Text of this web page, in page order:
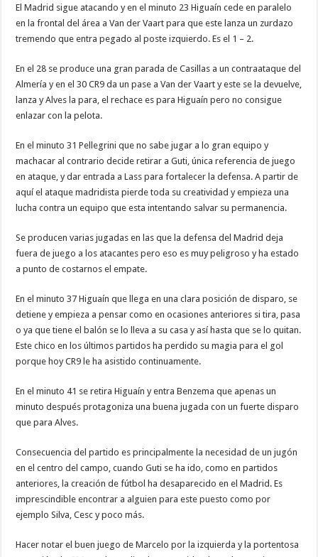
El Madrid sigue atacando y en el minuto 23 Higuaín cede en paralelo
en la frontal del área a Van der Vaart para que este lanza un zurdazo
tremendo que entra pegado al poste izquierdo. Es el 1 – 2.
En el 28 se produce una gran parada de Casillas a un contraataque del
Almería y en el 30 CR9 da un pase a Van der Vaart y este se la devuelve,
lanza y Alves la para, el rechace es para Higuaín pero no consigue
enlazar con la pelota.
En el minuto 31 Pellegrini que no sabe jugar a lo gran equipo y
machacar al contrario decide retirar a Guti, única referencia de juego
en ataque, y dar entrada a Lass para fortalecer la defensa. A partir de
aquí el ataque madridista pierde toda su creatividad y empieza una
lucha contra un equipo que esta intentando salvar su permanencia.
Se producen varias jugadas en las que la defensa del Madrid deja
fuera de juego a los atacantes pero eso es muy peligroso y ha estado
a punto de costarnos el empate.
En el minuto 37 Higuaín que llega en una clara posición de disparo, se
detiene y empieza a pensar como en ocasiones anteriores si tira, pasa
o ya que tiene el balón se lo lleva a su casa y así hasta que se lo quitan.
Este chico en los últimos partidos ha perdido su magia para el gol
porque hoy CR9 le ha asistido continuamente.
En el minuto 41 se retira Higuaín y entra Benzema que apenas un
minuto después protagoniza una buena jugada con un fuerte disparo
que para Alves.
Consecuencia del partido es principalmente la necesidad de un jugón
en el centro del campo, cuando Guti se ha ido, como en partidos
anteriores, la creación de fútbol ha desaparecido en el Madrid. Es
imprescindible encontrar a alguien para este puesto como por
ejemplo Silva, Cesc y poco más.
Hacer notar el buen juego de Marcelo por la izquierda y la portentosa